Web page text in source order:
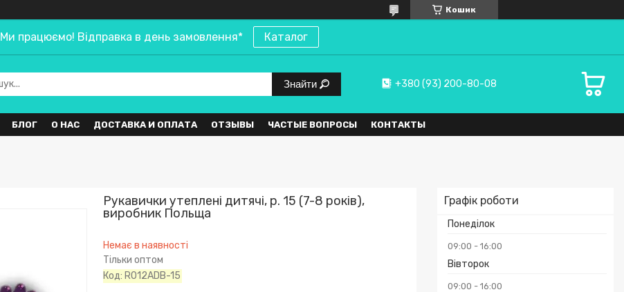
Кошик
Ми працюємо! Відправка в день замовлення* Каталог
Знайти +380 (93) 200-80-08
БЛОГ О НАС ДОСТАВКА И ОПЛАТА ОТЗЫВЫ ЧАСТЫЕ ВОПРОСЫ КОНТАКТЫ
Графік роботи
Понеділок
09:00 16:00
Вівторок
09:00 16:00
Рукавички утеплені дитячі, р. 15 (7-8 років),
виробник Польща
Немає в наявності
Тільки оптом
Код: R012АDB-15